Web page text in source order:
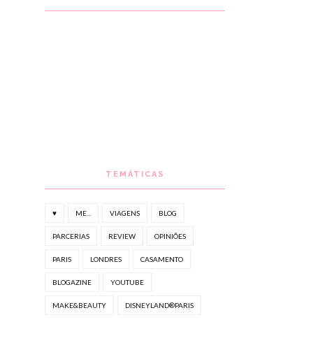
TEMÁTICAS
♥ ME... VIAGENS BLOG
PARCERIAS REVIEW OPINIÕES
PARIS LONDRES CASAMENTO
BLOGAZINE YOUTUBE
MAKE&BEAUTY DISNEYLAND®PARIS